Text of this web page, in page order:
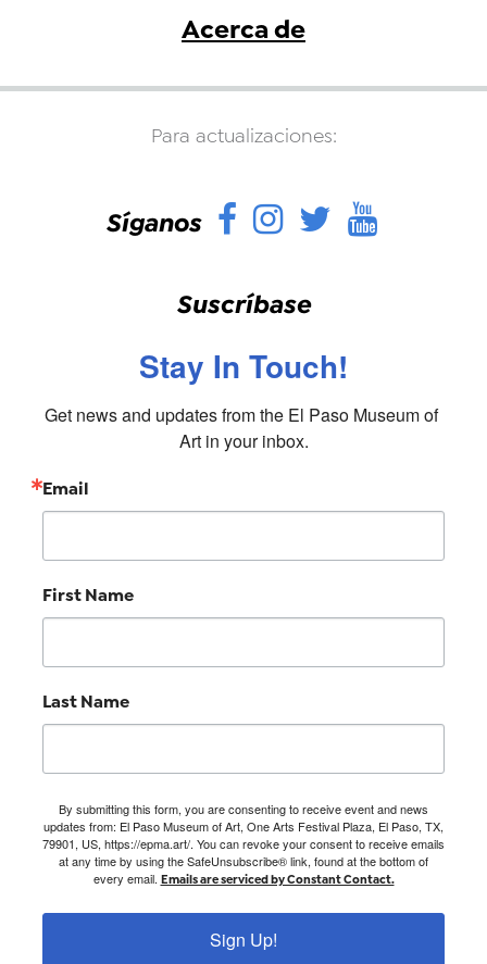
Acerca de
Para actualizaciones:
Síganos Facebook
Instagram
Twitter
Suscríbase
Stay In Touch!
Get news and updates from the El Paso Museum of
Art in your inbox.
Email
First Name
Last Name
By submitting this form, you are consenting to receive event and news
updates from: El Paso Museum of Art, One Arts Festival Plaza, El Paso, TX,
79901, US, https://epma.art/. You can revoke your consent to receive emails
at any time by using the SafeUnsubscribe® link, found at the bottom of
every email. Emails are serviced by Constant Contact.
Sign Up!